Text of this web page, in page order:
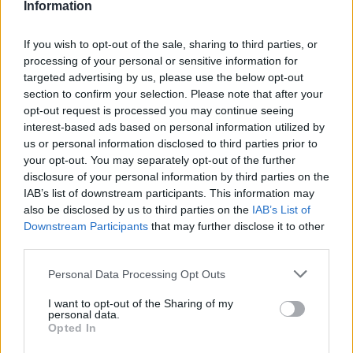
Information
If you wish to opt-out of the sale, sharing to third parties, or
processing of your personal or sensitive information for
targeted advertising by us, please use the below opt-out
section to confirm your selection. Please note that after your
opt-out request is processed you may continue seeing
interest-based ads based on personal information utilized by
us or personal information disclosed to third parties prior to
your opt-out. You may separately opt-out of the further
disclosure of your personal information by third parties on the
IAB’s list of downstream participants. This information may
also be disclosed by us to third parties on the IAB’s List of
Downstream Participants that may further disclose it to other
Personal Data Processing Opt Outs
I want to opt-out of the Sharing of my
personal data.
Opted In
huoneistoja oikeastaan vain yhdelle ja kahdelle hengelle,
mutta se on rauhallinen majapaikka, jossa on hyvät
parkkipaikat.